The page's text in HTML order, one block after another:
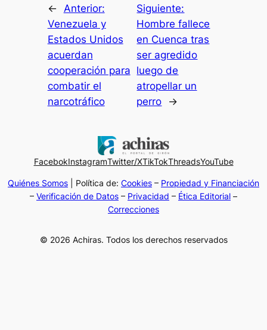
←
Anterior:
Venezuela y
Estados Unidos
acuerdan
cooperación para
combatir el
narcotráfico
Siguiente:
Hombre fallece
en Cuenca tras
ser agredido
luego de
atropellar un
perro
→
FacebokInstagramTwitter/XTikTokThreadsYouTube
Quiénes Somos | Política de: Cookies – Propiedad y Financiación
– Verificación de Datos – Privacidad – Ética Editorial –
Correcciones
© 2026 Achiras. Todos los derechos reservados